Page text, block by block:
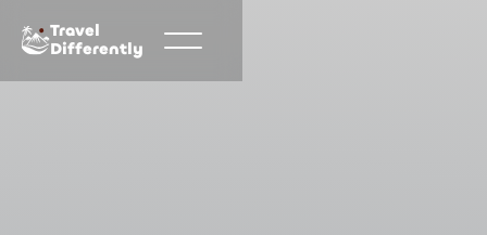
Travel
Differently